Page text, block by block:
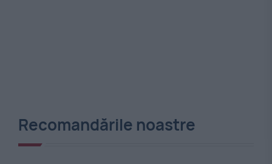
Recomandările noastre